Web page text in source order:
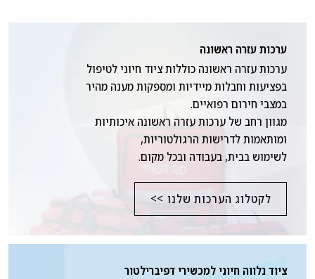
ערכות עזרה ראשונה
ערכות עזרה ראשונה כוללות ציוד חיוני לטיפול
בפציעות וחבלות מיידיות ומספקות מענה מהיר
במצבי חירום רפואיים.
מגוון רחב של ערכות עזרה ראשונה איכותיות
ומותאמות לדרישות הרגולטוריות,
לשימוש בבית, בעבודה ובכל מקום.
לקטלוג הערכות שלנו >>
ציוד נלווה חיוני למכשירי דפיברילטור